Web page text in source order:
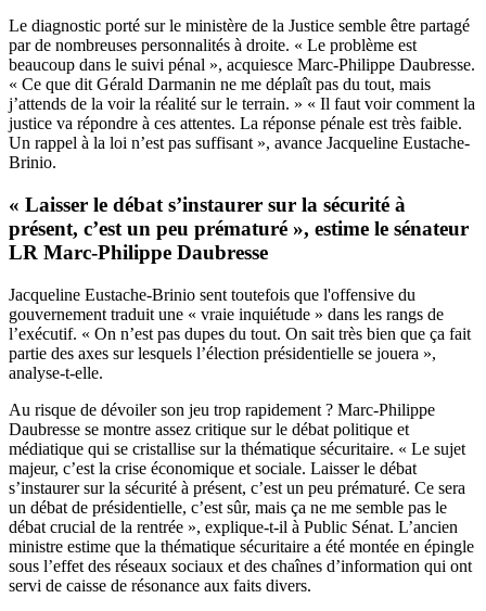
Le diagnostic porté sur le ministère de la Justice semble être partagé
par de nombreuses personnalités à droite. « Le problème est
beaucoup dans le suivi pénal », acquiesce Marc-Philippe Daubresse.
« Ce que dit Gérald Darmanin ne me déplaît pas du tout, mais
j’attends de la voir la réalité sur le terrain. » « Il faut voir comment la
justice va répondre à ces attentes. La réponse pénale est très faible.
Un rappel à la loi n’est pas suffisant », avance Jacqueline Eustache-
Brinio.
« Laisser le débat s’instaurer sur la sécurité à
présent, c’est un peu prématuré », estime le sénateur
LR Marc-Philippe Daubresse
Jacqueline Eustache-Brinio sent toutefois que l'offensive du
gouvernement traduit une « vraie inquiétude » dans les rangs de
l’exécutif. « On n’est pas dupes du tout. On sait très bien que ça fait
partie des axes sur lesquels l’élection présidentielle se jouera »,
analyse-t-elle.
Au risque de dévoiler son jeu trop rapidement ? Marc-Philippe
Daubresse se montre assez critique sur le débat politique et
médiatique qui se cristallise sur la thématique sécuritaire. « Le sujet
majeur, c’est la crise économique et sociale. Laisser le débat
s’instaurer sur la sécurité à présent, c’est un peu prématuré. Ce sera
un débat de présidentielle, c’est sûr, mais ça ne me semble pas le
débat crucial de la rentrée », explique-t-il à Public Sénat. L’ancien
ministre estime que la thématique sécuritaire a été montée en épingle
sous l’effet des réseaux sociaux et des chaînes d’information qui ont
servi de caisse de résonance aux faits divers.